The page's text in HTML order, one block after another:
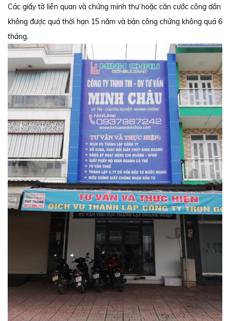
Các giấy tờ liên quan và chứng minh thư hoặc căn cước công dân
không được quá thời hạn 15 năm và bản công chứng không quá 6
tháng.